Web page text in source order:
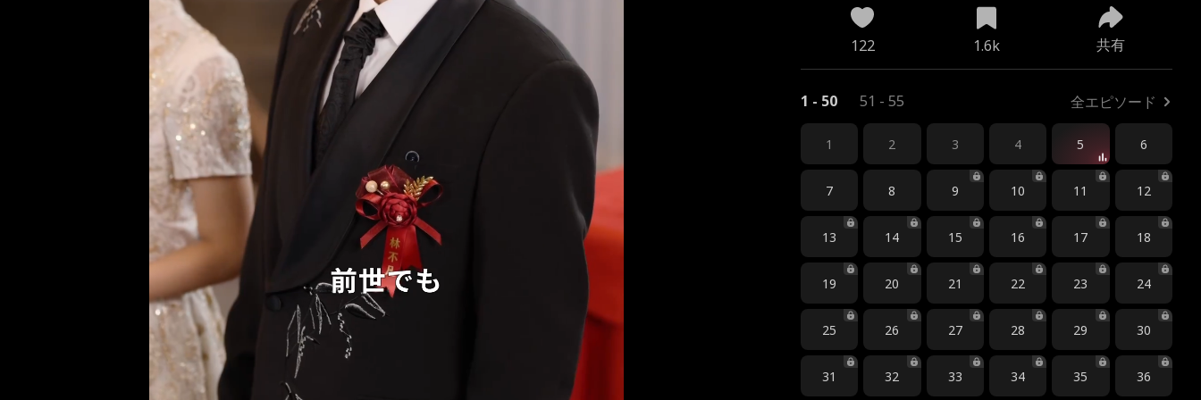
122 1.6k 共有
1 - 50 51 - 55 全エピソード
1 2 3 4 5 6
7 8 9 10 11 12
13 14 15 16 17 18
19 20 21 22 23 24
25 26 27 28 29 30
31 32 33 34 35 36